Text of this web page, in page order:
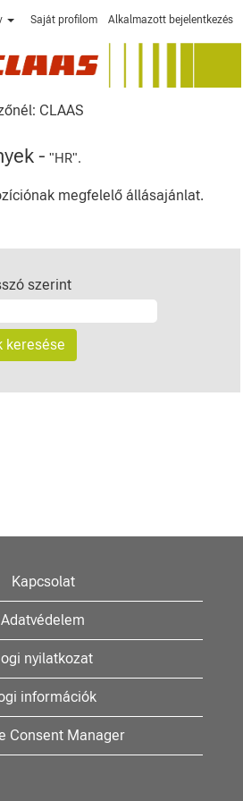
Saját profilom Alkalmazott bejelentkezés
CLAAS
- "HR".
megfelelő állásajánlat.
szerint
Kapcsolat
Adatvédelem
nyilatkozat
információk
Consent Manager